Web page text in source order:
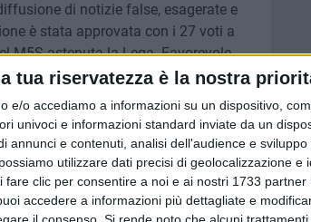
tua riservatezza è la nostra
e/o accediamo a informazioni su un dispositivo,
univoci e informazioni standard inviate da un
annunci e contenuti, analisi dell'audience e sviluppo
utilizzare dati precisi di geolocalizzazione e
clic per consentire a noi e ai nostri 1733
accedere a informazioni più dettagliate e
di notizie false, esagerate e
è stata approvata con i 27 voti a
M5S astenuta la Lega. Favorevole
che però ha chiarito le
9 AGOSTO 2026
35° Anniversario arrivo della
Vlora: Bari fa rete